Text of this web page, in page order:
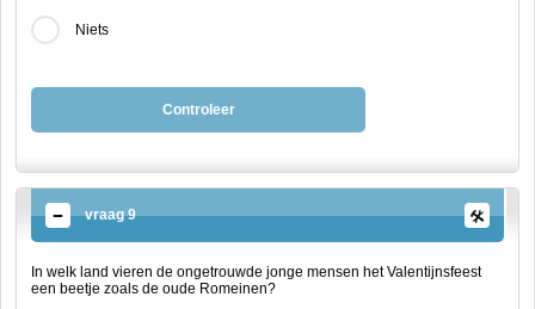
Niets
Controleer
vraag 9
In welk land vieren de ongetrouwde jonge mensen het Valentijnsfeest
een beetje zoals de oude Romeinen?